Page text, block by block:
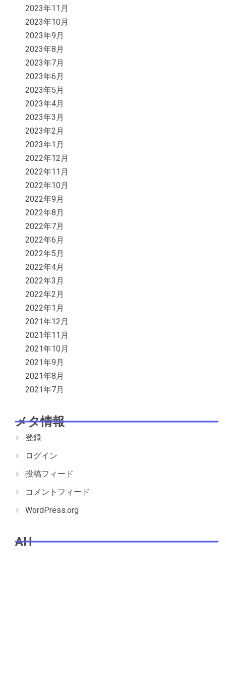
2023年11月
2023年10月
2023年9月
2023年8月
2023年7月
2023年6月
2023年5月
2023年4月
2023年3月
2023年2月
2023年1月
2022年12月
2022年11月
2022年10月
2022年9月
2022年8月
2022年7月
2022年6月
2022年5月
2022年4月
2022年3月
2022年2月
2022年1月
2021年12月
2021年11月
2021年10月
2021年9月
2021年8月
2021年7月
メタ情報
登録
ログイン
投稿フィード
コメントフィード
WordPress.org
AH